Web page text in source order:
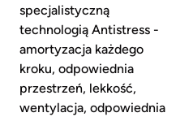
specjalistyczną
technologią Antistress -
amortyzacja każdego
kroku, odpowiednia
przestrzeń, lekkość,
wentylacja, odpowiednia